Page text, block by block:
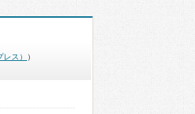
ス） ）